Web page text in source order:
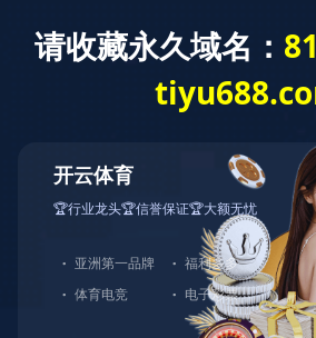
当前位置：主页>产品服务
绿能长效电源